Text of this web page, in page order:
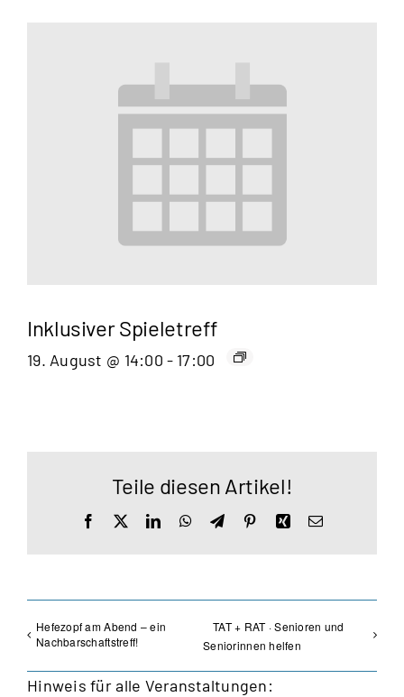
Inklusiver Spieletreff
19. August @ 14:00 - 17:00
Teile diesen Artikel!
Facebook LinkedInWhatsApp
TelegramPinterestXingE-
Hefezopf am Abend – ein
Nachbarschaftstreff!
TAT + RAT · Senioren und
Seniorinnen helfen
Hinweis für alle Veranstaltungen: